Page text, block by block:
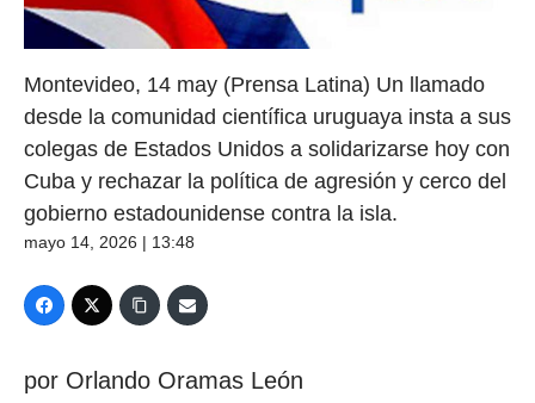
Montevideo, 14 may (Prensa Latina) Un llamado
desde la comunidad científica uruguaya insta a sus
colegas de Estados Unidos a solidarizarse hoy con
Cuba y rechazar la política de agresión y cerco del
gobierno estadounidense contra la isla.
mayo 14, 2026 | 13:48
por Orlando Oramas León